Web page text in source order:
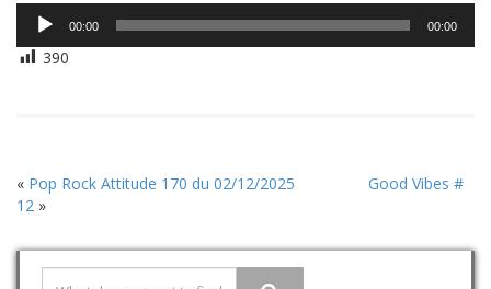
Lecteur
audio
00:00 00:00
390
« Pop Rock Attitude 170 du 02/12/2025
Good Vibes #
12 »